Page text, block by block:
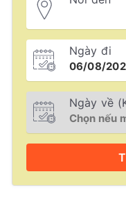
Ngày đi
Ngày về